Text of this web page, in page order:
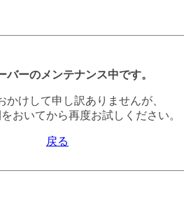
バーのメンテナンス中です。
かけして申し訳ありませんが、
おいてから再度お試しください。
戻る